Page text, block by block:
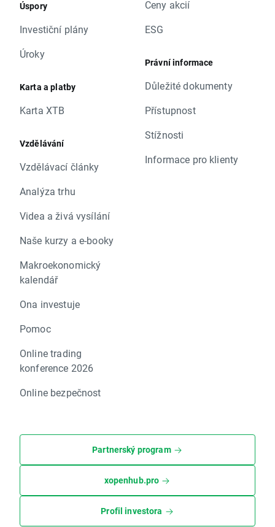
Úspory
Investiční plány
Úroky
Karta a platby
Karta XTB
Vzdělávání
Vzdělávací články
Analýza trhu
Videa a živá vysílání
Naše kurzy a e-booky
Makroekonomický
kalendář
Ona investuje
Pomoc
Online trading
konference 2026
Online bezpečnost
Ceny akcií
ESG
Právní informace
Důležité dokumenty
Přístupnost
Stížnosti
Informace pro klienty
Partnerský program
xopenhub.pro
Profil investora